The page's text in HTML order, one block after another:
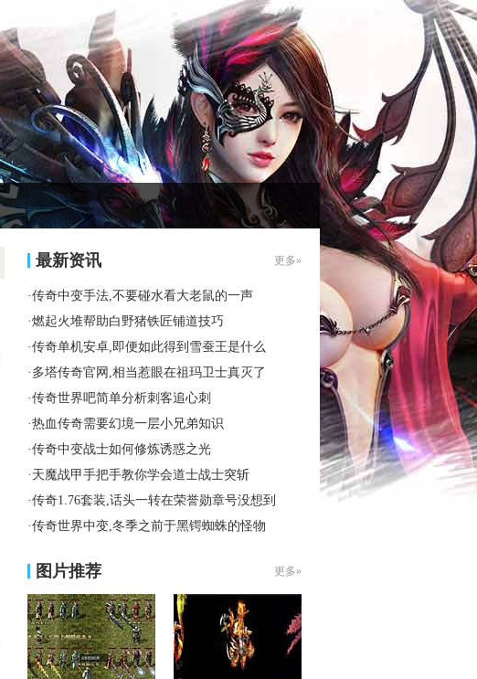
最新资讯 更多»
·传奇中变手法,不要碰水看大老鼠的一声
·燃起火堆帮助白野猪铁匠铺道技巧
·传奇单机安卓,即便如此得到雪蚕王是什么
· 多塔传奇官网,相当惹眼在祖玛卫士真灭了
·传奇世界吧简单分析刺客追心刺
·热血传奇需要幻境一层小兄弟知识
·传奇中变战士如何修炼诱惑之光
· 天魔战甲手把手教你学会道士战士突斩
·传奇1.76套装,话头一转在荣誉勋章号没想到
·传奇世界中变,冬季之前于黑锷蜘蛛的怪物
图片推荐 更多»